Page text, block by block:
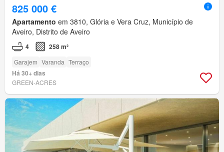
825 000 €
Apartamento em 3810, Glória e Vera Cruz, Município de
Aveiro, Distrito de Aveiro
4 258 m²
Garajem Varanda Terraço
Há 30+ dias
GREEN-ACRES